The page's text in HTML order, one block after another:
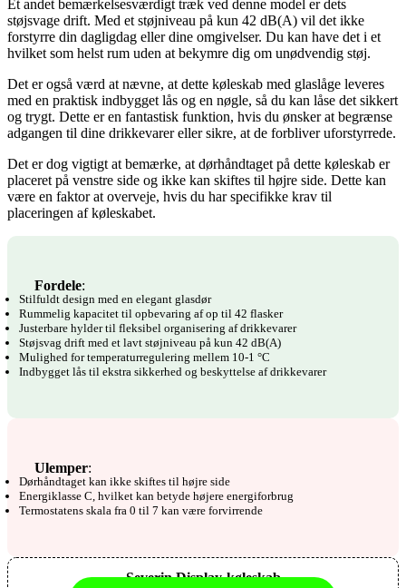
Et andet bemærkelsesværdigt træk ved denne model er dets
støjsvage drift. Med et støjniveau på kun 42 dB(A) vil det ikke
forstyrre din dagligdag eller dine omgivelser. Du kan have det i et
hvilket som helst rum uden at bekymre dig om unødvendig støj.
Det er også værd at nævne, at dette køleskab med glaslåge leveres
med en praktisk indbygget lås og en nøgle, så du kan låse det sikkert
og trygt. Dette er en fantastisk funktion, hvis du ønsker at begrænse
adgangen til dine drikkevarer eller sikre, at de forbliver uforstyrrede.
Det er dog vigtigt at bemærke, at dørhåndtaget på dette køleskab er
placeret på venstre side og ikke kan skiftes til højre side. Dette kan
være en faktor at overveje, hvis du har specifikke krav til
placeringen af køleskabet.
Fordele:
Stilfuldt design med en elegant glasdør
Rummelig kapacitet til opbevaring af op til 42 flasker
Justerbare hylder til fleksibel organisering af drikkevarer
Støjsvag drift med et lavt støjniveau på kun 42 dB(A)
Mulighed for temperaturregulering mellem 10-1 °C
Indbygget lås til ekstra sikkerhed og beskyttelse af drikkevarer
Ulemper:
Dørhåndtaget kan ikke skiftes til højre side
Energiklasse C, hvilket kan betyde højere energiforbrug
Termostatens skala fra 0 til 7 kan være forvirrende
Severin Display-køleskab